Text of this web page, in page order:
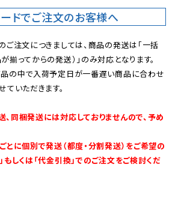
ドでご注文のお客様へ
ご注文につきましては、商品の発送は「一括
揃ってからの発送）」のみ対応となります。
品の中で入荷予定日が一番遅い商品に合わせ
ていただきます。
同梱発送には対応しておりませんので、予め
とに個別で発送（都度・分割発送）をご希望の
もしくは「代金引換」でのご注文をご検討くだ